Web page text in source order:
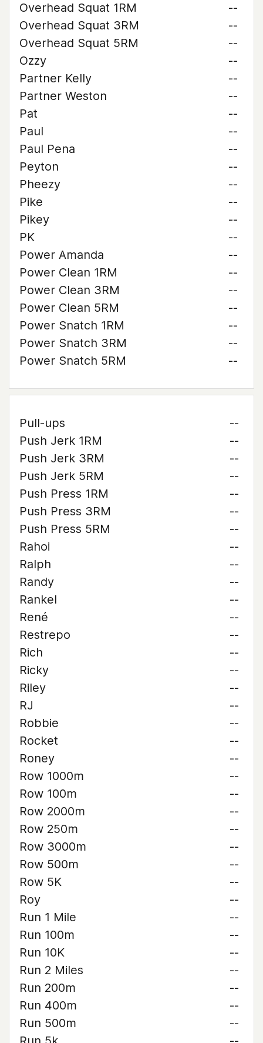
Overhead Squat 1RM
--
Overhead Squat 3RM
--
Overhead Squat 5RM
--
Ozzy
--
Partner Kelly
--
Partner Weston
--
Pat
--
Paul
--
Paul Pena
--
Peyton
--
Pheezy
--
Pike
--
Pikey
--
PK
--
Power Amanda
--
Power Clean 1RM
--
Power Clean 3RM
--
Power Clean 5RM
--
Power Snatch 1RM
--
Power Snatch 3RM
--
Power Snatch 5RM
--
Pull-ups
--
Push Jerk 1RM
--
Push Jerk 3RM
--
Push Jerk 5RM
--
Push Press 1RM
--
Push Press 3RM
--
Push Press 5RM
--
Rahoi
--
Ralph
--
Randy
--
Rankel
--
René
--
Restrepo
--
Rich
--
Ricky
--
Riley
--
RJ
--
Robbie
--
Rocket
--
Roney
--
Row 1000m
--
Row 100m
--
Row 2000m
--
Row 250m
--
Row 3000m
--
Row 500m
--
Row 5K
--
Roy
--
Run 1 Mile
--
Run 100m
--
Run 10K
--
Run 2 Miles
--
Run 200m
--
Run 400m
--
Run 500m
--